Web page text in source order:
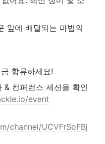
앞에 배달되는 마법의
합류하세요!
& 컨퍼런스 세션을 확인
event
channel/UCVFrSoFBj